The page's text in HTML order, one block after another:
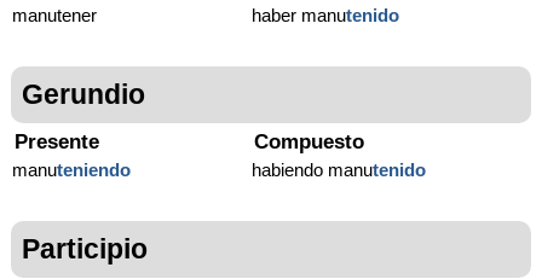
manutener haber manutenido
Gerundio
Presente
manuteniendo
Compuesto
habiendo manutenido
Participio